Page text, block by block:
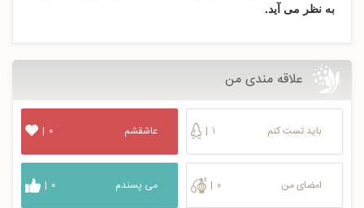
به نظر می آید.
علاقه مندی من
باید تست کنم | ۱
امضای من | ۰
عاشقشم | ۰
می پسندم | ۰